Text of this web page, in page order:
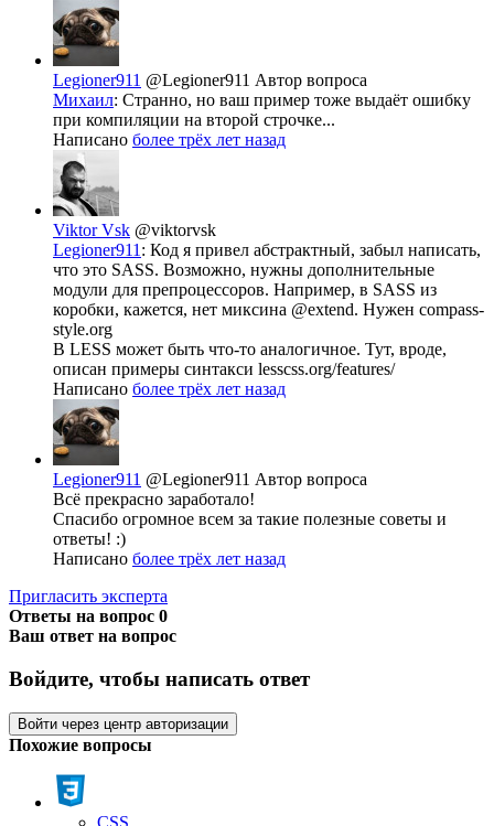
Legioner911 @Legioner911 Автор вопроса
Михаил: Странно, но ваш пример тоже выдаёт ошибку
при компиляции на второй строчке...
Написано более трёх лет назад
Viktor Vsk @viktorvsk
Legioner911 : Код я привел абстрактный, забыл написать,
что это SASS. Возможно, нужны дополнительные
модули для препроцессоров. Например, в SASS из
коробки, кажется, нет миксина @extend. Нужен compass-
style.org
В LESS может быть что-то аналогичное. Тут, вроде,
описан примеры синтакси lesscss.org/features/
Написано более трёх лет назад
Legioner911 @Legioner911 Автор вопроса
Всё прекрасно заработало!
Спасибо огромное всем за такие полезные советы и
ответы! :)
Написано более трёх лет назад
Пригласить эксперта
Ответы на вопрос 0
Ваш ответ на вопрос
Войдите, чтобы написать ответ
Войти через центр авторизации
Похожие вопросы
CSS